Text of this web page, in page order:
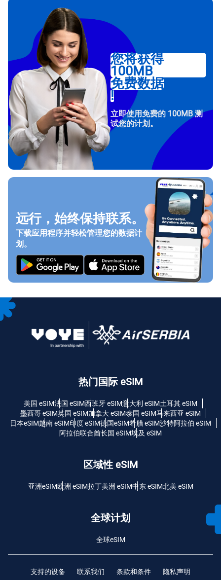
您将获得
100MB
免费数据
!
立即使用免费的 100MB 测
试您的计划。
远行，始终保持联系。
下载应用程序并轻松管理您的数据计
划。
热门国际 eSIM
美国 eSIM法国 eSIM西班牙 eSIM意大利 eSIM土耳其 eSIM
墨西哥 eSIM英国 eSIM加拿大 eSIM泰国 eSIM马来西亚 eSIM
日本eSIM越南 eSIM印度 eSIM德国eSIM希腊 eSIM沙特阿拉伯 eSIM
阿拉伯联合酋长国 eSIM埃及 eSIM
区域性 eSIM
亚洲eSIM欧洲 eSIM拉丁美洲 eSIM中东 eSIM北美 eSIM
全球计划
全球eSIM
支持的设备 联系我们 条款和条件 隐私声明